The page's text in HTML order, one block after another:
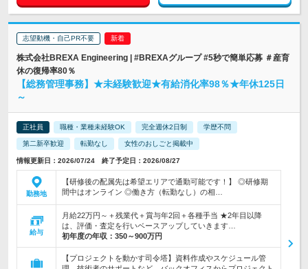
志望動機・自己PR不要
株式会社BREXA Engineering | #BREXAグループ #5秒で簡単応募 ＃産育
休の復帰率80％
【総務管理事務】★未経験歓迎★有給消化率98％★年休125日
～
正社員 職種・業種未経験OK 完全週休2日制 学歴不問
第二新卒歓迎 転勤なし 女性のおしごと掲載中
情報更新日：2026/07/24 終了予定日：2026/08/27
勤務地
【研修後の配属先は希望エリアで通勤可能です！】 ◎研修期
間中はオンライン ◎働き方（転勤なし）の相…
給与
月給22万円～＋残業代＋賞与年2回＋各種手当 ★2年目以降
は、評価・査定を行いベースアップしていきます…
初年度の年収： 350～900万円
【プロジェクトを動かす司令塔】資料作成やスケジュール管